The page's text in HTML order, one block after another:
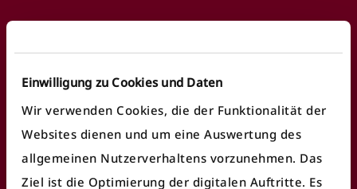
Einwilligung zu Cookies und Daten
Wir verwenden Cookies, die der Funktionalität der
Websites dienen und um eine Auswertung des
allgemeinen Nutzerverhaltens vorzunehmen. Das
Ziel ist die Optimierung der digitalen Auftritte. Es
Footer
Häufige Anliegen
Fahrausweiskontrolle